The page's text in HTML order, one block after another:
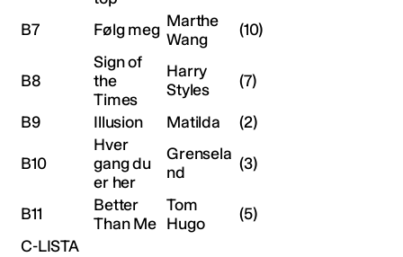
B7 Følg meg Marthe
Wang
(10)
B8
Sign of
the
Times
Harry
Styles
(7)
B9 Illusion Matilda (2)
B10
Hver
gang du
er her
Grensela
nd
(3)
B11
Better
Than Me
Tom
Hugo
(5)
C-LISTA